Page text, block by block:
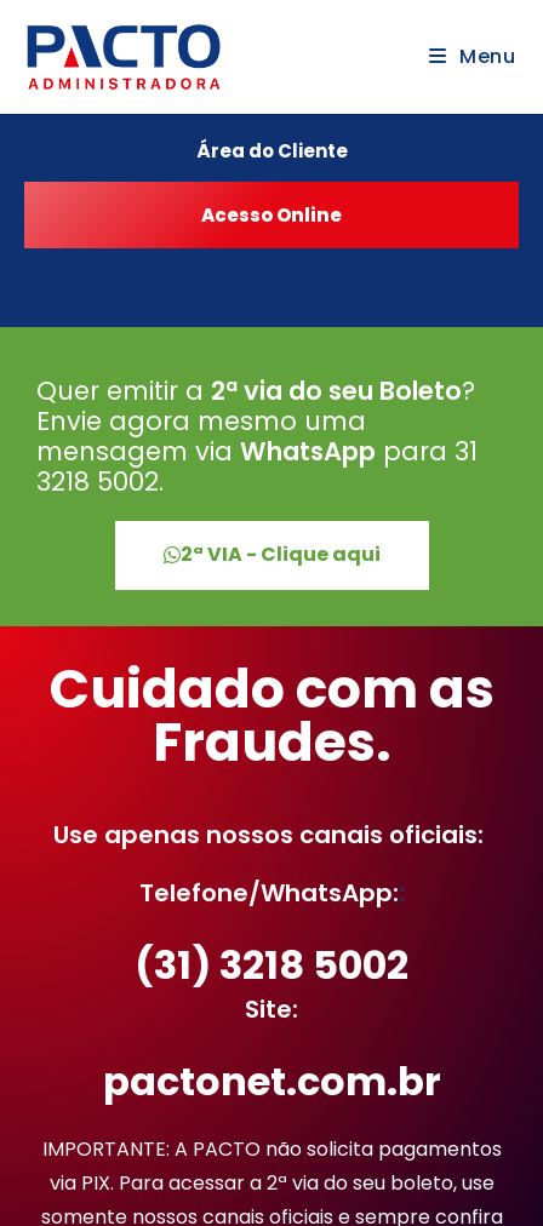
Menu
Área do Cliente
Quer emitir a 2ª via do seu Boleto?
Envie agora mesmo uma
mensagem via WhatsApp para 31
3218 5002.
2ª VIA - Clique aqui
Cuidado com as
Fraudes.
Use apenas nossos canais oficiais:
Telefone/WhatsApp::
(31) 3218 5002
Site:
pactonet.com.br
IMPORTANTE: A PACTO não solicita pagamentos
via PIX. Para acessar a 2ª via do seu boleto, use
somente nossos canais oficiais e sempre confira